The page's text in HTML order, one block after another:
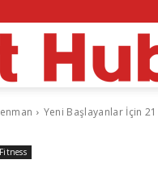
Yeni Başlayanlar İçin
Fitness